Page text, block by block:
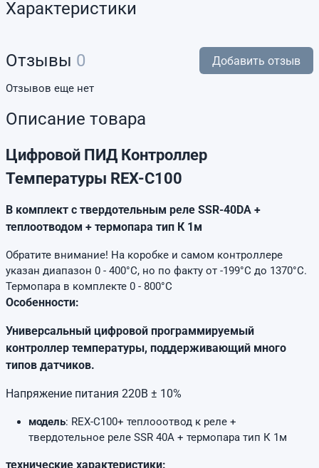
Характеристики
Отзывы 0 Добавить отзыв
Отзывов еще нет
Описание товара
Цифровой ПИД Контроллер
Температуры REX-C100
В комплект с твердотельным реле SSR-40DA +
теплоотводом + термопара тип К 1м
Обратите внимание! На коробке и самом контроллере
указан диапазон 0 - 400°C, но по факту от -199°C до 1370°C.
Термопара в комплекте 0 - 800°C
Особенности:
Универсальный цифровой программируемый
контроллер температуры, поддерживающий много
типов датчиков.
Напряжение питания 220В ± 10%
модель: REX-C100+ теплооотвод к реле +
твердотельное реле SSR 40А + термопара тип К 1м
технические характеристики: